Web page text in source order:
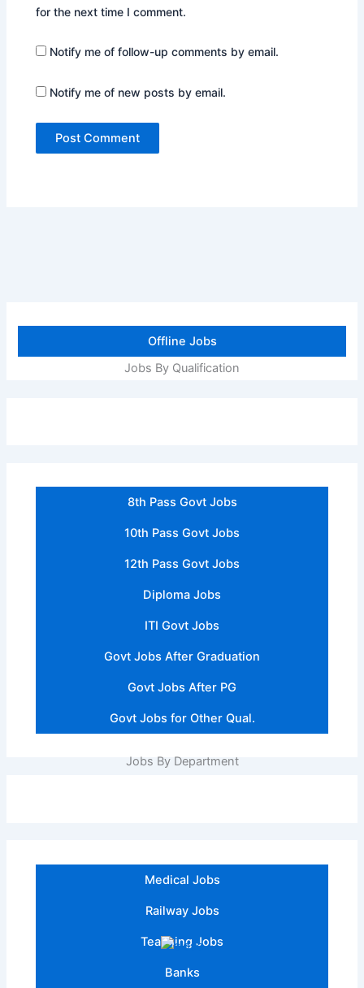
for the next time I comment.
Notify me of follow-up comments by email.
Notify me of new posts by email.
Offline Jobs
Jobs By Qualification
8th Pass Govt Jobs
10th Pass Govt Jobs
12th Pass Govt Jobs
Diploma Jobs
ITI Govt Jobs
Govt Jobs After Graduation
Govt Jobs After PG
Govt Jobs for Other Qual.
Jobs By Department
Medical Jobs
Railway Jobs
Teaching Jobs
Banks